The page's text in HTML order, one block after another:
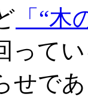
「“
って
せで